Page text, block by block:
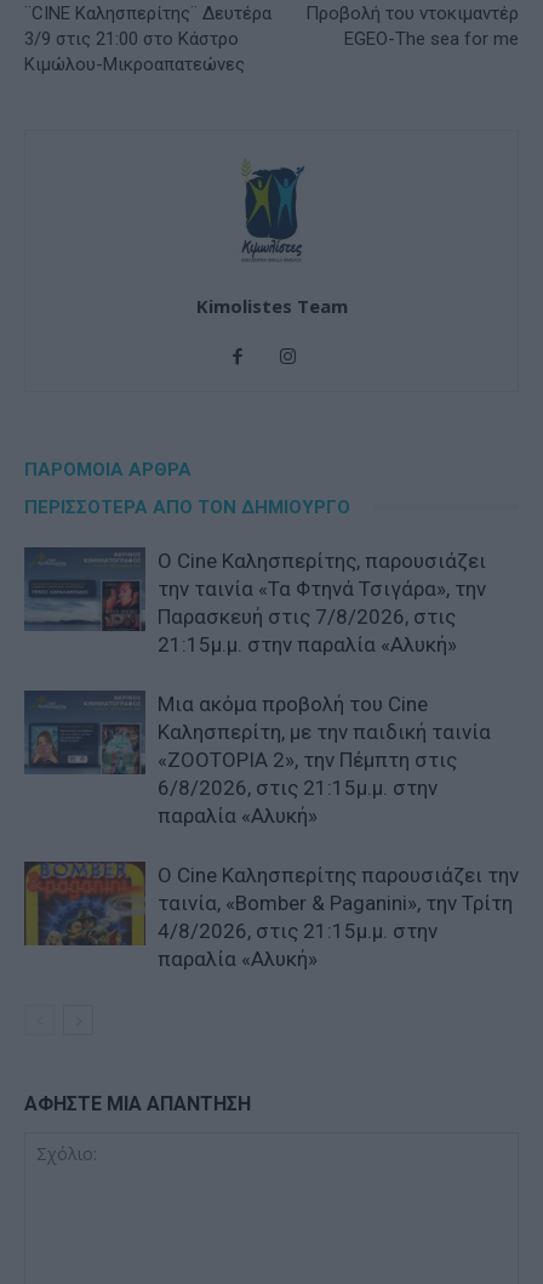
¨CINE Καλησπερίτης¨ Δευτέρα
3/9 στις 21:00 στο Κάστρο
Κιμώλου-Μικροαπατεώνες
Προβολή του ντοκιμαντέρ
EGEO-The sea for me
Kimolistes Team
ΠΑΡΟΜΟΙΑ ΑΡΘΡΑ
ΠΕΡΙΣΣΟΤΕΡΑ ΑΠΟ ΤΟΝ ΔΗΜΙΟΥΡΓΟ
Ο Cine Καλησπερίτης, παρουσιάζει
την ταινία «Τα Φτηνά Τσιγάρα», την
Παρασκευή στις 7/8/2026, στις
21:15μ.μ. στην παραλία «Αλυκή»
Μια ακόμα προβολή του Cine
Καλησπερίτη, με την παιδική ταινία
«ZOOTOPIA 2», την Πέμπτη στις
6/8/2026, στις 21:15μ.μ. στην
παραλία «Αλυκή»
Ο Cine Καλησπερίτης παρουσιάζει την
ταινία, «Bomber & Paganini», την Τρίτη
4/8/2026, στις 21:15μ.μ. στην
παραλία «Αλυκή»
ΑΦΗΣΤΕ ΜΙΑ ΑΠΑΝΤΗΣΗ